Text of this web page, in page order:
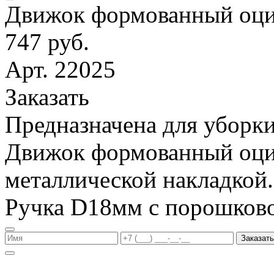
Движок формованный
747 руб.
Арт. 22025
Заказать
Предназначена для
Движок формованный
металлической
Ручка D18мм с
Заказать